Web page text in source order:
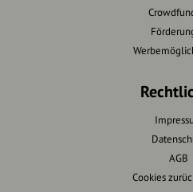
AGB
Cookies